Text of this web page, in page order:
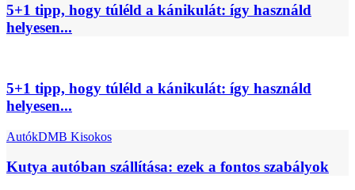
5+1 tipp, hogy túléld a kánikulát: így használd
helyesen...
5+1 tipp, hogy túléld a kánikulát: így használd
helyesen...
AutókDMB Kisokos
Kutya autóban szállítása: ezek a fontos szabályok